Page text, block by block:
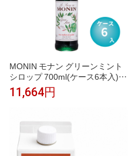
MONIN モナン グリーンミント
シロップ 700ml(ケース6本入)
グリーンミント ミント モヒート
チョコミント かき氷 ソーダ ノ
11,664円